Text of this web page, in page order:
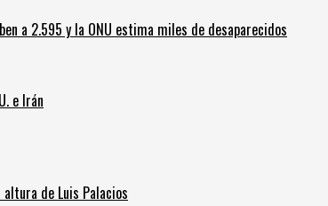
a 2.595 y la ONU estima miles de desaparecidos
e Irán
de Luis Palacios